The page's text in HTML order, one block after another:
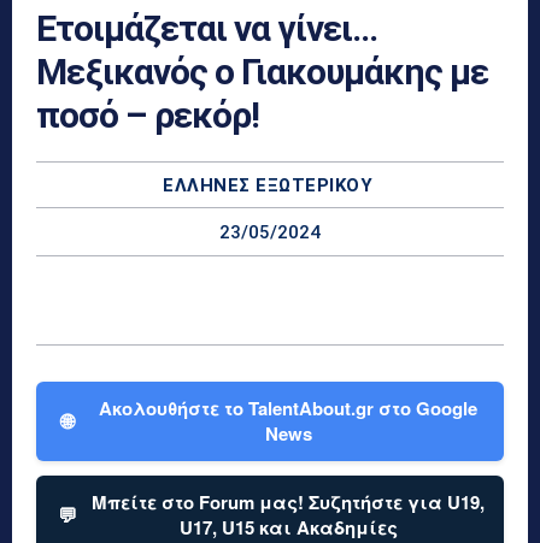
Ετοιμάζεται να γίνει…
Μεξικανός ο Γιακουμάκης με
ποσό – ρεκόρ!
ΕΛΛΗΝΕΣ ΕΞΩΤΕΡΙΚΟΎ
23/05/2024
🌐
Ακολουθήστε το TalentAbout.gr στο Google
News
💬
Μπείτε στο Forum μας! Συζητήστε για U19,
U17, U15 και Ακαδημίες